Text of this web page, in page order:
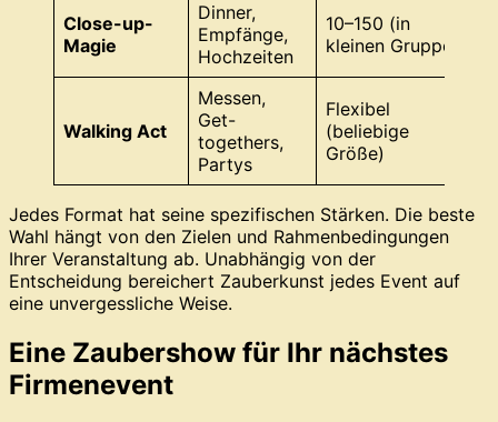
Close-up-
Magie
Dinner,
Empfänge,
Hochzeiten
10–150 (in
kleinen Gruppen)
Walking Act
Messen,
Get-
togethers,
Partys
Flexibel
(beliebige
Größe)
Jedes Format hat seine spezifischen Stärken. Die beste
Wahl hängt von den Zielen und Rahmenbedingungen
Ihrer Veranstaltung ab. Unabhängig von der
Entscheidung bereichert Zauberkunst jedes Event auf
eine unvergessliche Weise.
Eine Zaubershow für Ihr nächstes
Firmenevent